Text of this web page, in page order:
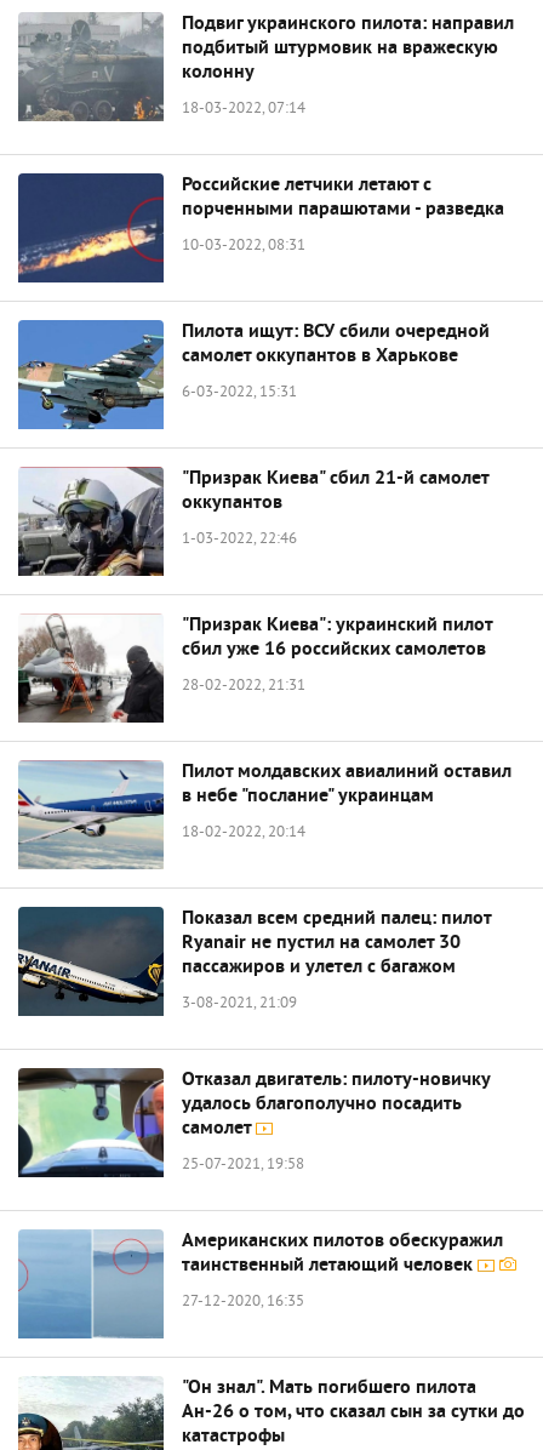
Подвиг украинского пилота: направил
подбитый штурмовик на вражескую
колонну
18-03-2022, 07:14
Российские летчики летают с
порченными парашютами - разведка
10-03-2022, 08:31
Пилота ищут: ВСУ сбили очередной
самолет оккупантов в Харькове
6-03-2022, 15:31
"Призрак Киева" сбил 21-й самолет
оккупантов
1-03-2022, 22:46
"Призрак Киева": украинский пилот
сбил уже 16 российских самолетов
28-02-2022, 21:31
Пилот молдавских авиалиний оставил
в небе "послание" украинцам
18-02-2022, 20:14
Показал всем средний палец: пилот
Ryanair не пустил на самолет 30
пассажиров и улетел с багажом
3-08-2021, 21:09
Отказал двигатель: пилоту-новичку
удалось благополучно посадить
самолет
25-07-2021, 19:58
Американских пилотов обескуражил
таинственный летающий человек
27-12-2020, 16:35
"Он знал". Мать погибшего пилота
Ан-26 о том, что сказал сын за сутки до
катастрофы